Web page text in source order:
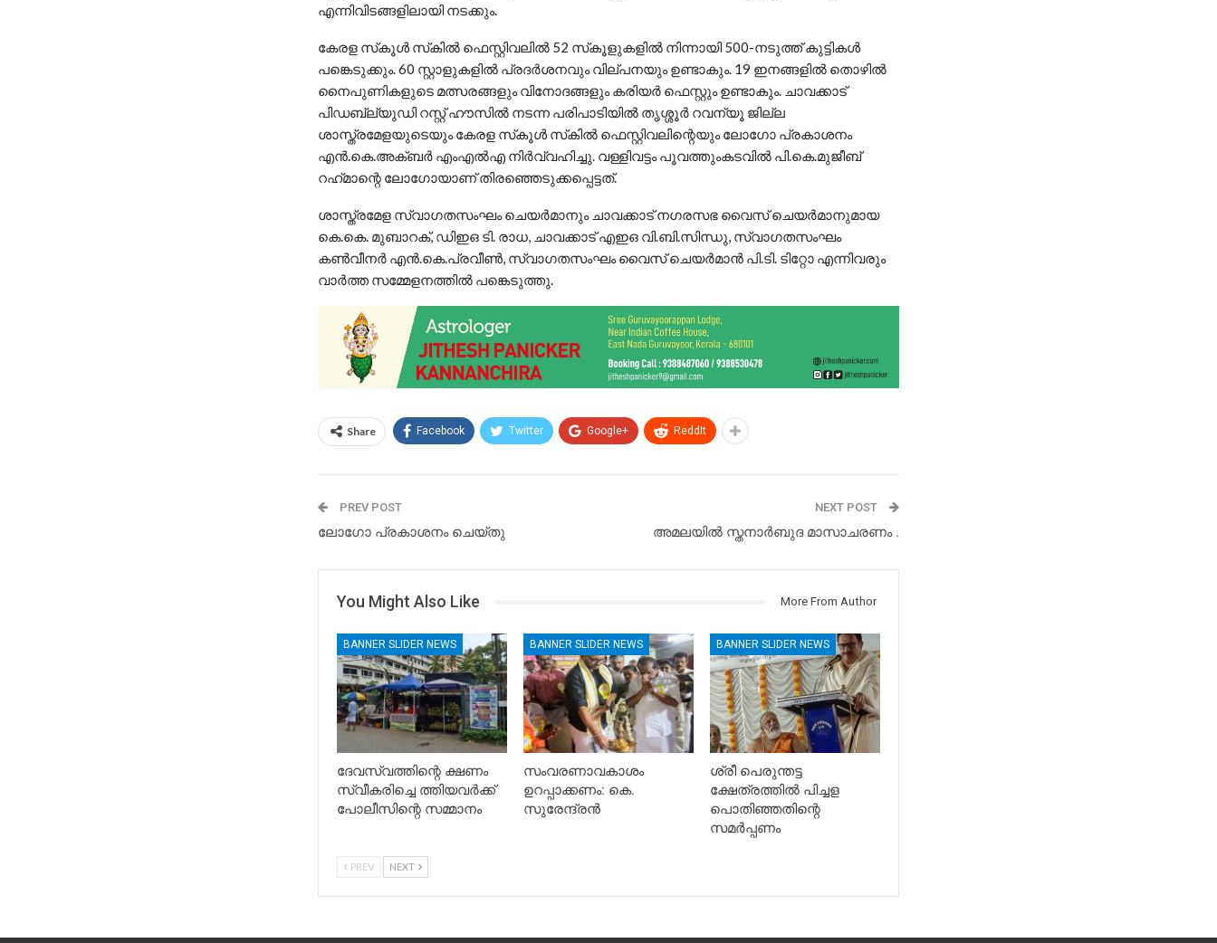
എന്നിവിടങ്ങളിലായി നടക്കും.
കേരള സ്‌കൂള്‍ സ്‌കില്‍ ഫെസ്റ്റിവലില്‍ 52 സ്‌കൂളുകളില്‍ നിന്നായി 500-നടുത്ത് കുട്ടികള്‍
പങ്കെടുക്കും. 60 സ്റ്റാളുകളില്‍ പ്രദര്‍ശനവും വില്പനയും ഉണ്ടാകും. 19 ഇനങ്ങളില്‍ തൊഴില്‍
നൈപുണികളുടെ മത്സരങ്ങളും വിനോദങ്ങളും കരിയര്‍ ഫെസ്റ്റും ഉണ്ടാകും. ചാവക്കാട്
പിഡബ്ല്യുഡി റസ്റ്റ് ഹൗസില്‍ നടന്ന പരിപാടിയില്‍ തൃശ്ശൂര്‍ റവന്യൂ ജില്ല
ശാസ്ത്രമേളയുടെയും കേരള സ്‌കൂള്‍ സ്‌കില്‍ ഫെസ്റ്റിവലിന്റെയും ലോഗോ പ്രകാശനം
എന്‍.കെ.അക്ബര്‍ എംഎല്‍എ നിര്‍വ്വഹിച്ചു. വള്ളിവട്ടം പൂവത്തുംകടവില്‍ പി.കെ.മുജീബ്
റഹ്‌മാന്റെ ലോഗോയാണ് തിരഞ്ഞെടുക്കപ്പെട്ടത്.
ശാസ്ത്രമേള സ്വാഗതസംഘം ചെയര്‍മാനും ചാവക്കാട് നഗരസഭ വൈസ് ചെയര്‍മാനുമായ
കെ.കെ. മുബാറക്, ഡിഇഒ ടി. രാധ, ചാവക്കാട് എഇഒ വി.ബി.സിന്ധു, സ്വാഗതസംഘം
കണ്‍വീനര്‍ എന്‍.കെ.പ്രവീണ്‍, സ്വാഗതസംഘം വൈസ് ചെയര്‍മാന്‍ പി.ടി. ടിറ്റോ എന്നിവരും
വാർത്ത സമ്മേളനത്തില്‍ പങ്കെടുത്തു.
Share Facebook Twitter Google+ ReddIt
PREV POST
ലോഗോ പ്രകാശനം ചെയ്തു
NEXT POST
അമലയിൽ സ്തനാർബുദ മാസാചരണം .
You Might Also Like More From Author
BANNER SLIDER NEWS
ദേവസ്വത്തിന്റെ ക്ഷണം
സ്വീകരിച്ചെ ത്തിയവർക്ക്
പോലീസിന്റെ സമ്മാനം
BANNER SLIDER NEWS
സംവരണാവകാശം
ഉറപ്പാക്കണം: കെ.
സുരേന്ദ്രൻ
BANNER SLIDER NEWS
ശ്രീ പെരുന്തട്ട
ക്ഷേത്രത്തിൽ പിച്ചള
പൊതിഞ്ഞതിന്റെ
സമർപ്പണം
PREV NEXT